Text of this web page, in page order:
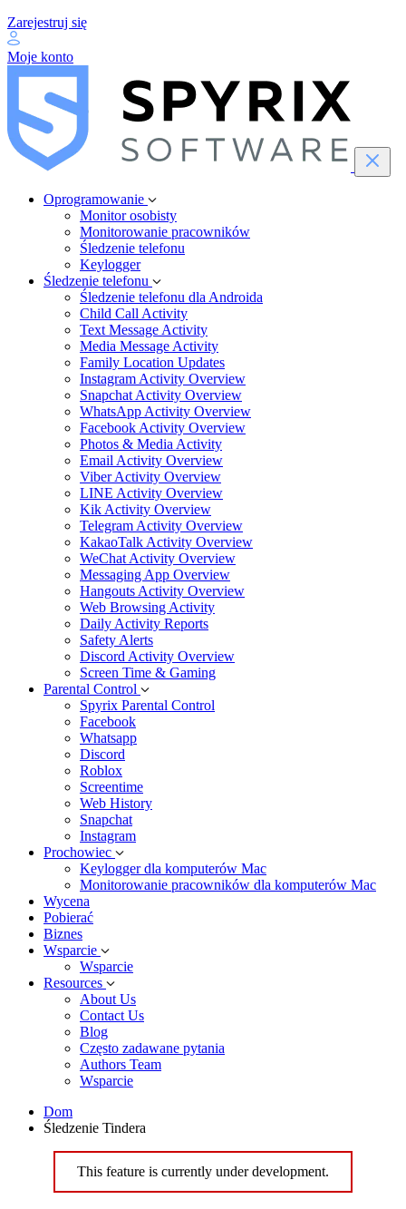
Zarejestruj się
Moje konto
Oprogramowanie
Monitor osobisty
Monitorowanie pracowników
Śledzenie telefonu
Keylogger
Śledzenie telefonu
Śledzenie telefonu dla Androida
Child Call Activity
Text Message Activity
Media Message Activity
Family Location Updates
Instagram Activity Overview
Snapchat Activity Overview
WhatsApp Activity Overview
Facebook Activity Overview
Photos & Media Activity
Email Activity Overview
Viber Activity Overview
LINE Activity Overview
Kik Activity Overview
Telegram Activity Overview
KakaoTalk Activity Overview
WeChat Activity Overview
Messaging App Overview
Hangouts Activity Overview
Web Browsing Activity
Daily Activity Reports
Safety Alerts
Discord Activity Overview
Screen Time & Gaming
Parental Control
Spyrix Parental Control
Facebook
Whatsapp
Discord
Roblox
Screentime
Web History
Snapchat
Instagram
Prochowiec
Keylogger dla komputerów Mac
Monitorowanie pracowników dla komputerów Mac
Wycena
Pobierać
Biznes
Wsparcie
Wsparcie
Resources
About Us
Contact Us
Blog
Często zadawane pytania
Authors Team
Wsparcie
Dom
Śledzenie Tindera
This feature is currently under development.